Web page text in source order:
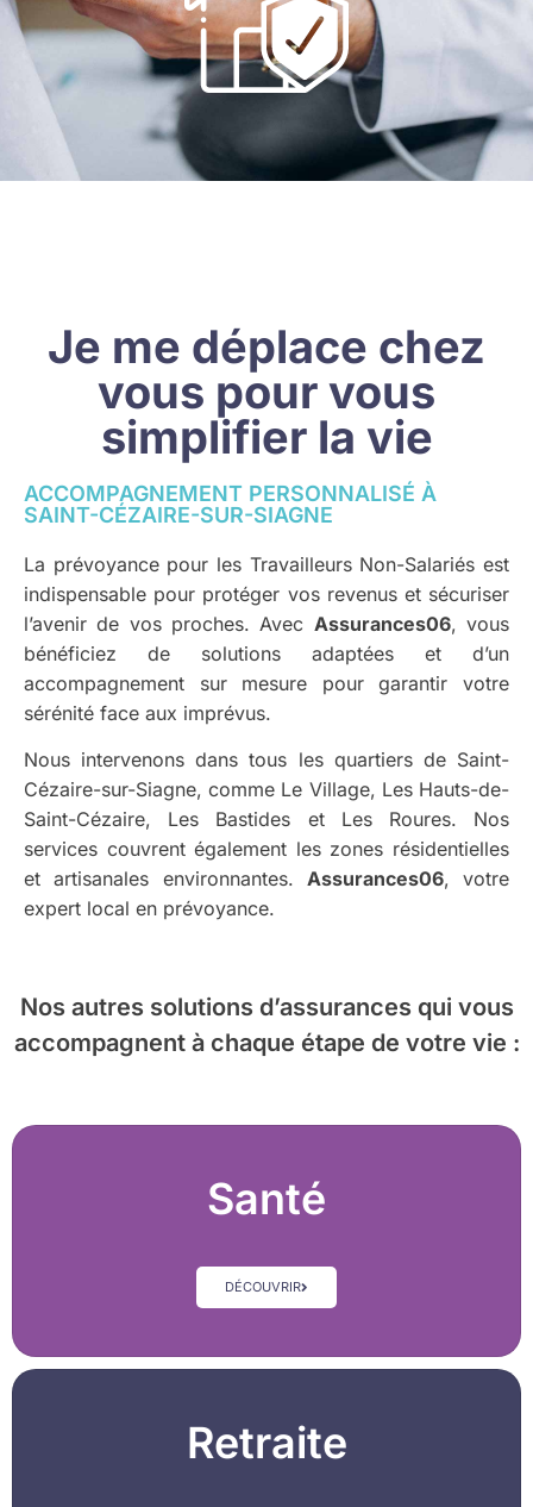
Je me déplace chez
vous pour vous
simplifier la vie
ACCOMPAGNEMENT PERSONNALISÉ À
SAINT-CÉZAIRE-SUR-SIAGNE
La prévoyance pour les Travailleurs Non-Salariés est
indispensable pour protéger vos revenus et sécuriser
l’avenir de vos proches. Avec Assurances06, vous
bénéficiez de solutions adaptées et d’un
accompagnement sur mesure pour garantir votre
sérénité face aux imprévus.
Nous intervenons dans tous les quartiers de Saint-
Cézaire-sur-Siagne, comme Le Village, Les Hauts-de-
Saint-Cézaire, Les Bastides et Les Roures. Nos
services couvrent également les zones résidentielles
et artisanales environnantes. Assurances06, votre
expert local en prévoyance.
Nos autres solutions d’assurances qui vous
accompagnent à chaque étape de votre vie :
Santé
DÉCOUVRIR
Retraite